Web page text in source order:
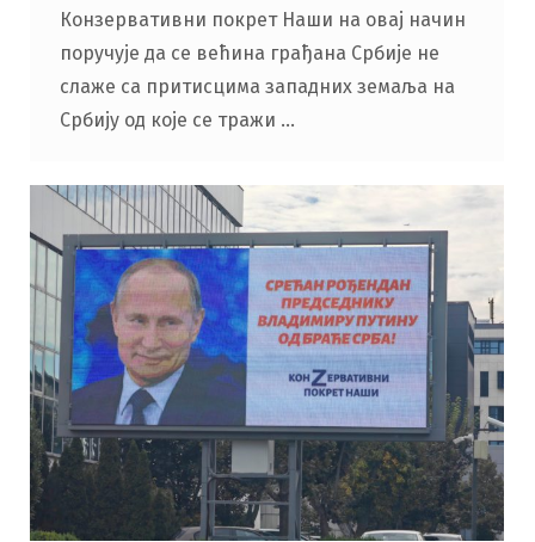
Конзервативни покрет Наши на овај начин
поручује да се већина грађана Србије не
слаже са притисцима западних земаља на
Србију од које се тражи …